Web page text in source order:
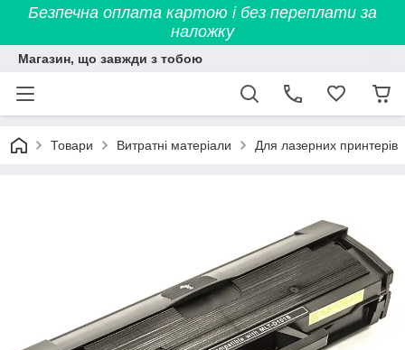
Безпечна оплата картою і без переплати за
наложку
Магазин, що завжди з тобою
Товари Витратні матеріали Для лазерних принтерів